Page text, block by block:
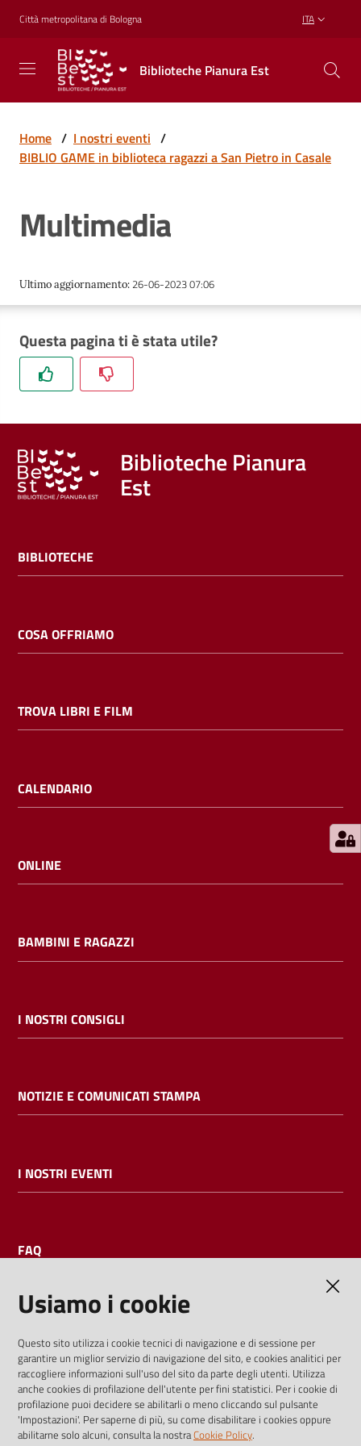
Vai al contenuto
Vai alla navigazione
Vai al footer
Città metropolitana di Bologna ITA
Biblioteche Pianura Est
Biblioteche
Pianura
Est
CREARE,
RICREARSI
Biblioteche
Cosa
Trova
libri
film
Calendario
Bambini
E
l
i
cataloghi
bibliotecario
Home / I nostri eventi /
BIBLIO GAME in biblioteca ragazzi a San Pietro in Casale
Multimedia
Ultimo aggiornamento: 26-06-2023 07:06
Questa pagina ti è stata utile?
Biblioteche Pianura
Est
BIBLIOTECHE
COSA OFFRIAMO
TROVA LIBRI E FILM
CALENDARIO
ONLINE
BAMBINI E RAGAZZI
I NOSTRI CONSIGLI
NOTIZIE E COMUNICATI STAMPA
I NOSTRI EVENTI
FAQ
I dati personali pubblicati sono riutilizzabili solo alle condizioni
previste dalla direttiva comunitaria 2003/98/CE e dal d.lgs.
36/2006
Usiamo i cookie
Questo sito utilizza i cookie tecnici di navigazione e di sessione per
garantire un miglior servizio di navigazione del sito, e cookies analitici per
raccogliere informazioni sull'uso del sito da parte degli utenti. Utilizza
anche cookies di profilazione dell'utente per fini statistici. Per i cookie di
profilazione puoi decidere se abilitarli o meno cliccando sul pulsante
'Impostazioni'. Per saperne di più, su come disabilitare i cookies oppure
abilitarne solo alcuni, consulta la nostraCookie Policy.